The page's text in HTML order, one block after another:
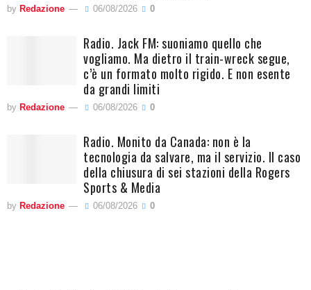
by Redazione 06/08/2026 0
Radio. Jack FM: suoniamo quello che
vogliamo. Ma dietro il train-wreck segue,
c’è un formato molto rigido. E non esente
da grandi limiti
by Redazione 06/08/2026 0
Radio. Monito da Canada: non è la
tecnologia da salvare, ma il servizio. Il caso
della chiusura di sei stazioni della Rogers
Sports & Media
by Redazione 06/08/2026 0